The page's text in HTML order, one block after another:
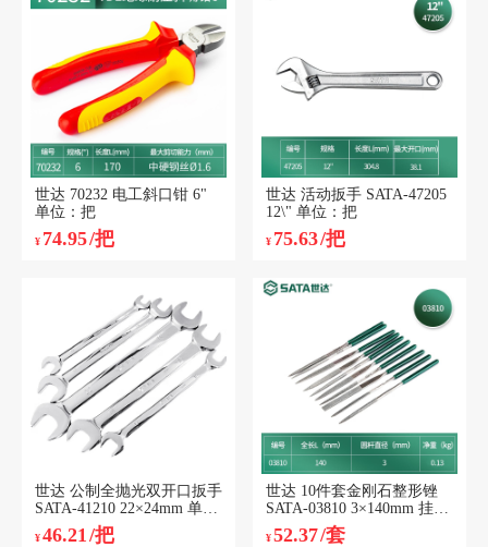
世达 70232 电工斜口钳 6"
单位：把
¥ 74.95/把
世达 活动扳手 SATA-47205
12\" 单位：把
¥ 75.63/把
世达 公制全抛光双开口扳手
SATA-41210 22×24mm 单
位：把
¥46.21/把
世达 10件套金刚石整形锉
SATA-03810 3×140mm 挂袋
单位：套
¥52.37/套